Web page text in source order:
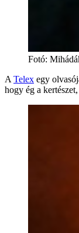
Fotó:
A Telex egy
hogy ég a